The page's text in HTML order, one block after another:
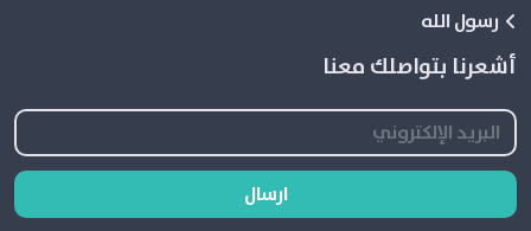
رسول الله
أشعرنا بتواصلك معنا
ارسال